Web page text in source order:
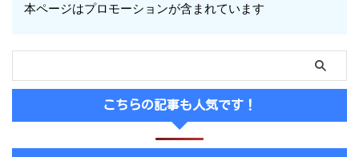
本ページはプロモーションが含まれています
こちらの記事も人気です！